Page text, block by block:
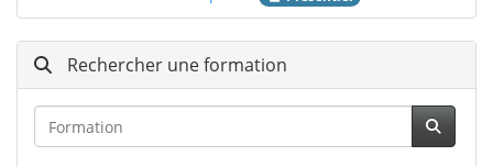
Rechercher une formation